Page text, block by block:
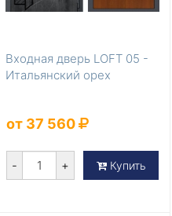
Входная дверь LOFT 05 -
Итальянский орех
от 37 560
- + Купить